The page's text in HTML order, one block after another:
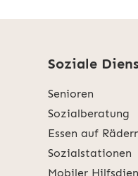
Soziale
Senioren
Sozialberatung
Essen auf
Sozialstationen
Mobiler